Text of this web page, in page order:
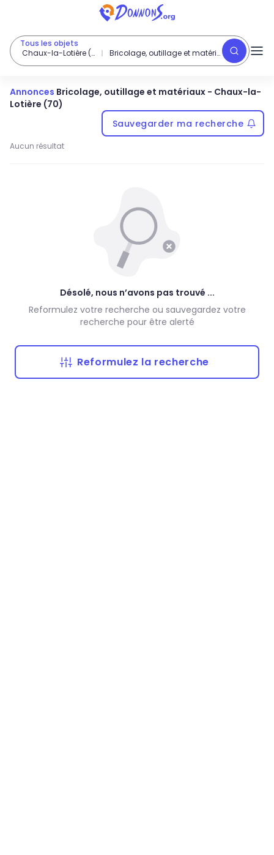
Tous les objets
Chaux-la-Lotière (70)
Bricolage, outillage et matériaux
Annonces Bricolage, outillage et matériaux - Chaux-la-
Lotière (70)
Sauvegarder ma recherche
Aucun résultat
Désolé, nous n’avons pas trouvé ...
Reformulez votre recherche ou sauvegardez votre
recherche pour être alerté
Reformulez la recherche